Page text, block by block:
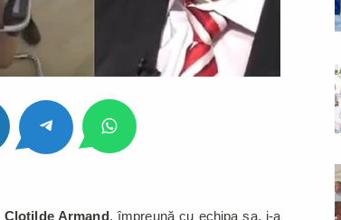
Clotilde Armand, împreună cu echipa sa, i-a